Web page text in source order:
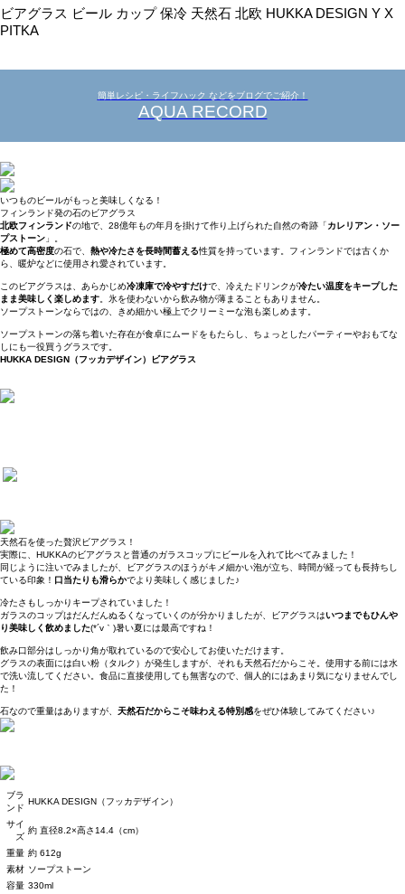
ビアグラス ビール カップ 保冷 天然石 北欧 HUKKA DESIGN Y X
PITKA
簡単レシピ・ライフハック などをブログでご紹介！
AQUA RECORD
いつものビールがもっと美味しくなる！
フィンランド発の石のビアグラス
北欧フィンランドの地で、28億年もの年月を掛けて作り上げられた自然の奇跡「カレリアン・ソー
プストーン 」。
極めて高密度の石で、 熱や冷たさを長時間蓄える性質を持っています。フィンランドでは古くか
ら、暖炉などに使用され愛されています。
このビアグラスは、あらかじめ冷凍庫で冷やすだけで、冷えたドリンクが冷たい温度をキープした
まま美味しく楽しめます 。氷を使わないから飲み物が薄まることもありません。
ソープストーンならではの、きめ細かい極上でクリーミーな泡も楽しめます。
ソープストーンの落ち着いた存在が食卓にムードをもたらし、ちょっとしたパーティーやおもてな
しにも一役買うグラスです。
HUKKA DESIGN（フッカデザイン）ビアグラス
天然石を使った贅沢ビアグラス！
実際に、HUKKAのビアグラスと普通のガラスコップにビールを入れて比べてみました！
同じように注いでみましたが、ビアグラスのほうがキメ細かい泡が立ち、時間が経っても長持ちし
ている印象！ 口当たりも滑らかでより美味しく感じました♪
冷たさもしっかりキープされていました！
ガラスのコップはだんだんぬるくなっていくのが分かりましたが、ビアグラスはいつまでもひんや
り美味しく飲めました(*´v｀)暑い夏には最高ですね！
飲み口部分はしっかり角が取れているので安心してお使いただけます。
グラスの表面には白い粉（タルク）が発生しますが、それも天然石だからこそ。使用する前には水
で洗い流してください。食品に直接使用しても無害なので、個人的にはあまり気になりませんでし
た！
石なので重量はありますが、 天然石だからこそ味わえる特別感をぜひ体験してみてください♪
ブラ
ンド
HUKKA DESIGN（フッカデザイン）
サイ
ズ
約 直径8.2×高さ14.4（cm）
重量 約 612g
素材 ソープストーン
容量 330ml